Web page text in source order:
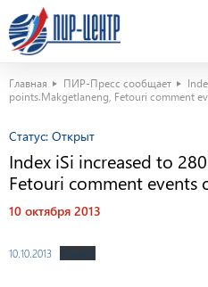
Главная ПИР-Пресс сообщает
points.Makgetlaneng, Fetouri comment
Статус: Открыт
Index iSi increased to
Fetouri comment events
10 октября 2013
10.10.2013 Скачать